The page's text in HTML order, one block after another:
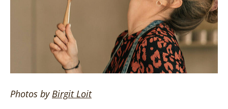
Photos byBirgitLoit